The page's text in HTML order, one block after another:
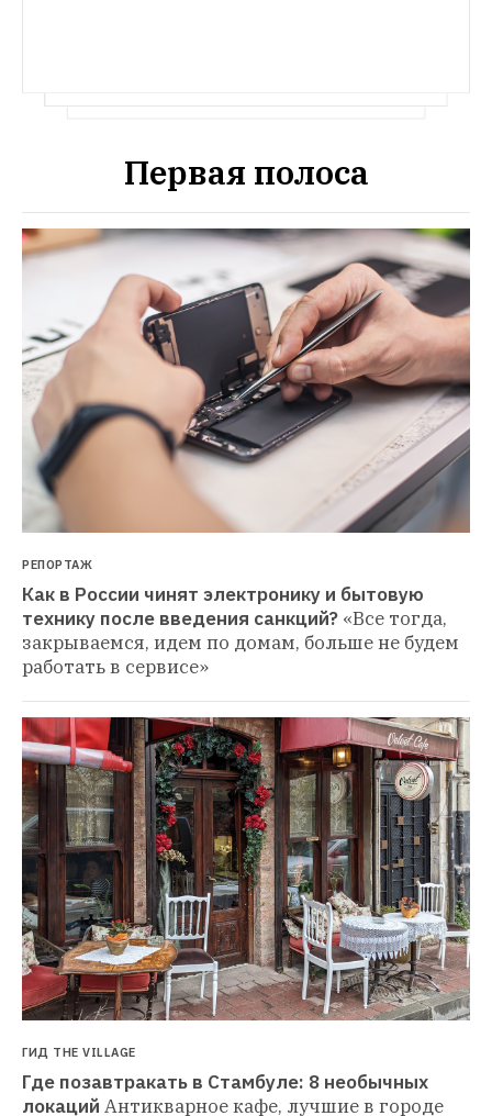
Первая полоса
РЕПОРТАЖ
Как в России чинят электронику и бытовую
технику после введения санкций? «Все тогда,
закрываемся, идем по домам, больше не будем
работать в сервисе»
ГИД THE VILLAGE
Где позавтракать в Стамбуле: 8 необычных
локаций Антикварное кафе, лучшие в городе